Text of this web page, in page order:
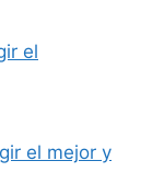
el
el mejor y